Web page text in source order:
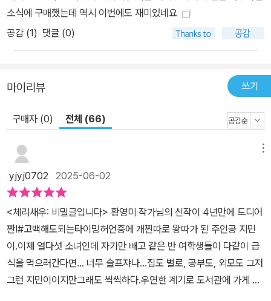
식을 같이 먹을 친구를 사귀고, 동아리에서 새로운 관계들을 맺어 나
부터 겨울까지 수많은 꽃이 피고 지듯이 지민이는 관계의 여러 면면
가 학교생활에 적응해 나가는 평범한 이야기라고 생각할지 모르겠다.
문이다. 어디 한 군데가 특출나지도, 극적으로 불행하지도 않다. 반은
문이다. 황영미 작가는 전작들에서 이미 “눈에 띄는 구석 없이 평범한
아이들, (…) 드라마틱한 캐릭터에서 거리가 먼 아이들”의 이야기를
다루는 데 탁월함을 보여 주었다. ‘작가의 말’에 황영미 작가는 이런
캐릭터와 이야기를 쓰는 데 대한 내적 갈등을 내비치기도 하지만, 사
실 정말로 어려운 것은 평범한 캐릭터와 이야기로부터 특별한 순간을
발견하는 일이다. 평범하다는 것은 익숙하다는 것이고, 우리는 익숙
한 많은 것들을 무심코 흘려보내니까. 진심 어린 귀 기울임이 아니고
서야 붙잡기 어려우니까. 이번에도 황영미 작가는 많이 들었다. 귀담
소식에 구매했는데 역시 이번에도 재미있네요
공감 (1) 댓글 (0)
마이리뷰 쓰기
구매자 (0) 전체 (66)
yjyj0702 2025-06-02
<체리새우: 비밀글입니다> 황영미 작가님의 신작이 4년만에 드디어
짠!#고백해도되는타이밍허언증에 개찐따로 왕따가 된 주인공 지민
이.이제 열다섯 소녀인데 자기만 빼고 같은 반 여학생들이 다같이 급
식을 먹으러간다면... 너무 슬프쟈나...집도 별로, 공부도, 외모도 그저
그런 지민이이지만그래도 씩씩하다.우연한 계기로 도서관에 가게 되